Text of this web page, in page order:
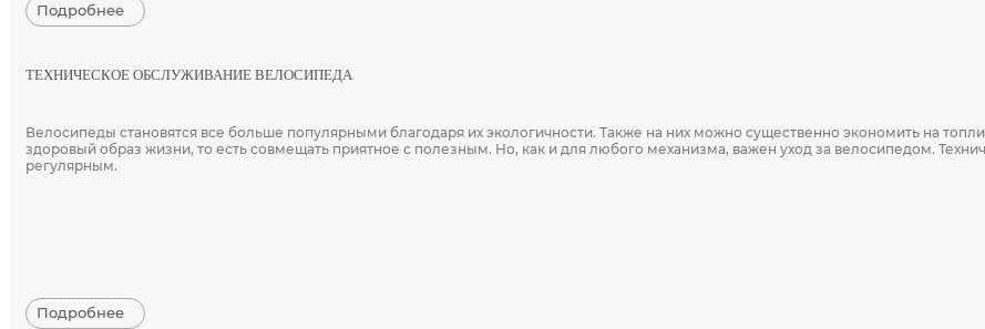
Подробнее
ТЕХНИЧЕСКОЕ ОБСЛУЖИВАНИЕ ВЕЛОСИПЕДА
Велосипеды становятся все больше популярными благодаря их экологичности. Также на них можно существенно экономить на
здоровый образ жизни, то есть совмещать приятное с полезным. Но, как и для любого механизма, важен уход за велосипедом.
регулярным.
Подробнее